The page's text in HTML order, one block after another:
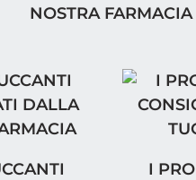
NOSTRA FARMACIA
CONSIGLIATI
I
I